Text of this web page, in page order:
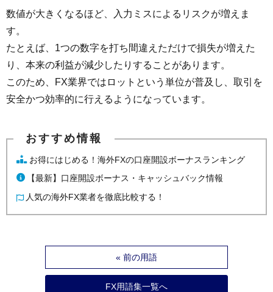
数値が大きくなるほど、入力ミスによるリスクが増えま
す。
たとえば、1つの数字を打ち間違えただけで損失が増えた
り、本来の利益が減少したりすることがあります。
このため、FX業界ではロットという単位が普及し、取引を
安全かつ効率的に行えるようになっています。
お得にはじめる！海外FXの口座開設ボーナスランキング
【最新】口座開設ボーナス・キャッシュバック情報
人気の海外FX業者を徹底比較する！
« 前の用語
FX用語集一覧へ